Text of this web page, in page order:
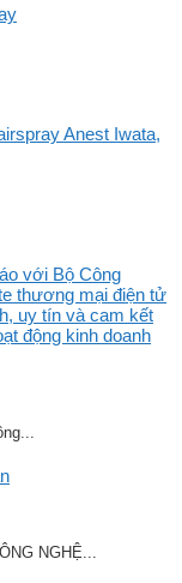
Anest Iwata,
với Bộ Công
thương mại điện tử
uy tín và cam kết
động kinh doanh
NGHỆ...